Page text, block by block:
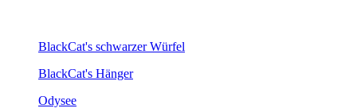
BlackCat's schwarzer Würfel
BlackCat's Hänger
Odysee